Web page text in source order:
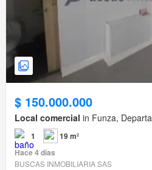
$ 150.000.000
Local comercial in Funza,
1
19 m²
Hace 4 días
BUSCAS INMOBILIARIA SAS